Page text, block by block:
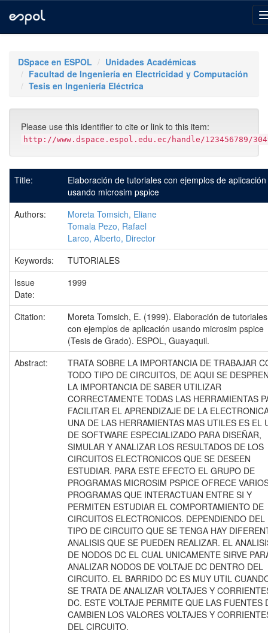
navigationDSpace en ESPOL
Unidades Académicas
Facultad de Ingeniería en Electricidad y Computación
Tesis en Ingeniería Eléctrica
Please use this identifier to cite or link to this item:
http://www.dspace.espol.edu.ec/handle/123456789/
Title:
Elaboración de tutoriales con ejemplos de aplicación
usando microsim pspice
Authors:
Moreta Tomsich, Eliane
Tomala Pezo, Rafael
Larco, Alberto, Director
Keywords:
TUTORIALES
Issue
Date:
1999
Citation:
Moreta Tomsich, E. (1999). Elaboración de tutoriales
con ejemplos de aplicación usando microsim pspice
(Tesis de Grado). ESPOL, Guayaquil.
Abstract:
TRATA SOBRE LA IMPORTANCIA DE TRABAJAR
TODO TIPO DE CIRCUITOS, DE AQUI SE
LA IMPORTANCIA DE SABER UTILIZAR
CORRECTAMENTE TODAS LAS HERRAMIENTAS
FACILITAR EL APRENDIZAJE DE LA
UNA DE LAS HERRAMIENTAS MAS UTILES ES EL
DE SOFTWARE ESPECIALIZADO PARA DISEÑAR,
SIMULAR Y ANALIZAR LOS RESULTADOS DE LOS
CIRCUITOS ELECTRONICOS QUE SE DESEEN
ESTUDIAR. PARA ESTE EFECTO EL GRUPO DE
PROGRAMAS MICROSIM PSPICE OFRECE
PROGRAMAS QUE INTERACTUAN ENTRE SI Y
PERMITEN ESTUDIAR EL COMPORTAMIENTO DE
CIRCUITOS ELECTRONICOS. DEPENDIENDO DEL
TIPO DE CIRCUITO QUE SE TENGA HAY
ANALISIS QUE SE PUEDEN REALIZAR. EL
DE NODOS DC EL CUAL UNICAMENTE SIRVE
ANALIZAR NODOS DE VOLTAJE DC DENTRO DEL
CIRCUITO. EL BARRIDO DC ES MUY UTIL
SE TRATA DE ANALIZAR VOLTAJES Y
DC. ESTE VOLTAJE PERMITE QUE LAS FUENTES
CAMBIEN LOS VALORES VOLTAJES Y
DEL CIRCUITO.